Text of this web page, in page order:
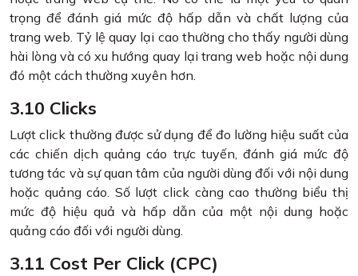
trọng để đánh giá mức độ hấp dẫn và chất lượng của
trang web. Tỷ lệ quay lại cao thường cho thấy người dùng
hài lòng và có xu hướng quay lại trang web hoặc nội dung
đó một cách thường xuyên hơn.
3.10 Clicks
Lượt click thường được sử dụng để đo lường hiệu suất của
các chiến dịch quảng cáo trực tuyến, đánh giá mức độ
tương tác và sự quan tâm của người dùng đối với nội dung
hoặc quảng cáo. Số lượt click càng cao thường biểu thị
mức độ hiệu quả và hấp dẫn của một nội dung hoặc
quảng cáo đối với người dùng.
3.11 Cost Per Click (CPC)